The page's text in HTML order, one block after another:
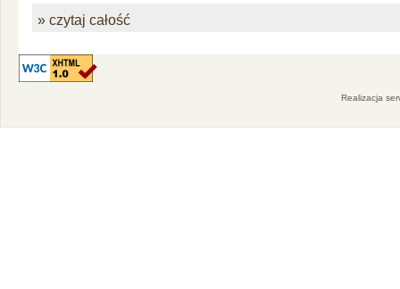
» czytaj całość
Realizacja